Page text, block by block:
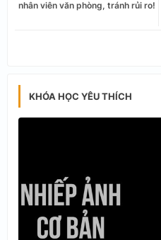
nhân viên văn phòng, tránh rủi ro!
KHÓA HỌC YÊU THÍCH